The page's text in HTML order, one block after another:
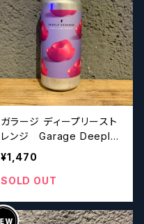
ガラージ ディープリースト
レンジ Garage Deeply
Strange
¥1,470
SOLD OUT